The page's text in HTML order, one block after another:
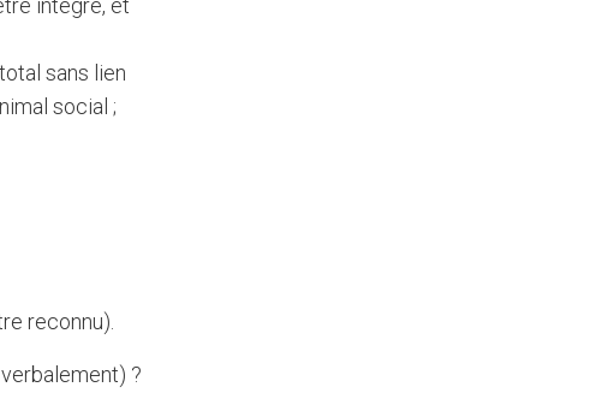
intégré, et
sans lien
social ;
reconnu).
?